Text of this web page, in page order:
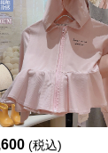
(税込)